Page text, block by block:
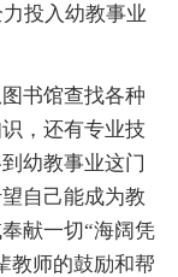
投入幼教事业
书馆查找各种
，还有专业技
幼教事业这门
自己能成为教
献一切“海阔凭
教师的鼓励和帮